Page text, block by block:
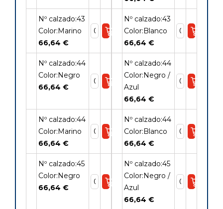
Nº calzado:43
Color:Marino
66,64 €
Nº calzado:43
Color:Blanco
66,64 €
Nº calzado:44
Color:Negro
66,64 €
Nº calzado:44
Color:Negro /
Azul
66,64 €
Nº calzado:44
Color:Marino
66,64 €
Nº calzado:44
Color:Blanco
66,64 €
Nº calzado:45
Color:Negro
66,64 €
Nº calzado:45
Color:Negro /
Azul
66,64 €